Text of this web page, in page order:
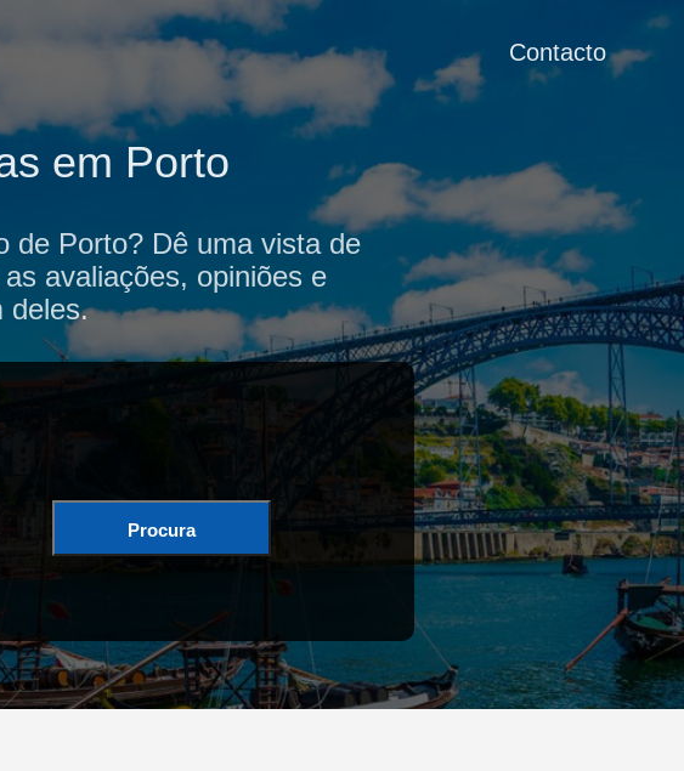
Contacto
em Porto
de Porto? Dê uma vista de
avaliações, opiniões e
deles.
Procura